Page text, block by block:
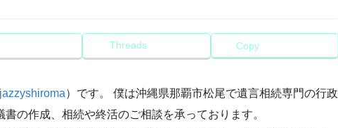
Threads Copy
）です。 僕は沖縄県那覇市松尾で遺言相続専門の行政
の作成、相続や終活のご相談を承っております。